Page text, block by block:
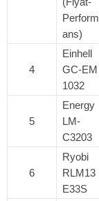
Perform
ans)
4
Einhell
GC-EM
1032
5
Energy
LM-
C3203
6
Ryobi
RLM13
E33S